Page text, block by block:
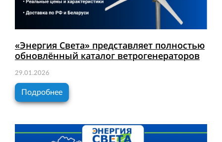
«Энергия Света» представляет полностью
обновлённый каталог ветрогенераторов
29.01.2026
Подробнее